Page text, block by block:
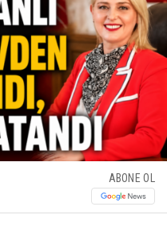
ABONE OL